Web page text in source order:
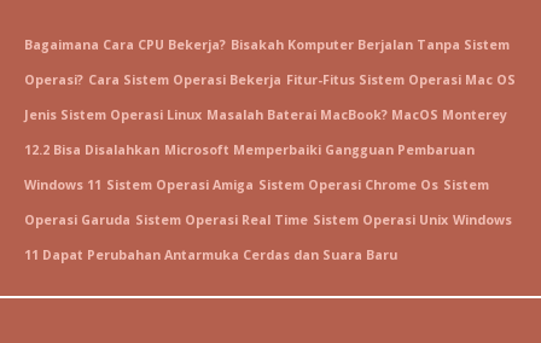
Bagaimana Cara CPU Bekerja? Bisakah Komputer Berjalan Tanpa Sistem
Operasi? Cara Sistem Operasi Bekerja Fitur-Fitus Sistem Operasi Mac OS
Jenis Sistem Operasi Linux Masalah Baterai MacBook? MacOS Monterey
12.2 Bisa Disalahkan Microsoft Memperbaiki Gangguan Pembaruan
Windows 11 Sistem Operasi Amiga Sistem Operasi Chrome Os Sistem
Operasi Garuda Sistem Operasi Real Time Sistem Operasi Unix Windows
11 Dapat Perubahan Antarmuka Cerdas dan Suara Baru